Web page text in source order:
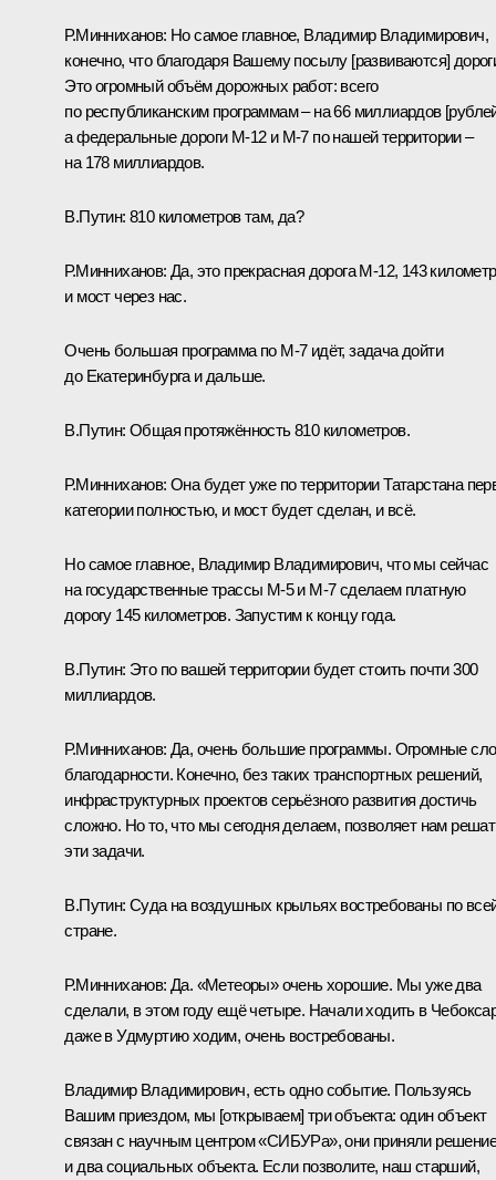
Р.Минниханов: Но самое главное, Владимир Владимирович,
конечно, что благодаря Вашему посылу [развиваются]
Это огромный объём дорожных работ: всего
по республиканским программам – на 66 миллиардов
а федеральные дороги М-12 и М-7 по нашей территории –
на 178 миллиардов.
В.Путин: 810 километров там, да?
Р.Минниханов: Да, это прекрасная дорога М-12, 143
и мост через нас.
Очень большая программа по М-7 идёт, задача дойти
до Екатеринбурга и дальше.
В.Путин: Общая протяжённость 810 километров.
Р.Минниханов: Она будет уже по территории Татарстана
категории полностью, и мост будет сделан, и всё.
Но самое главное, Владимир Владимирович, что мы сейчас
на государственные трассы М-5 и М-7 сделаем платную
дорогу 145 километров. Запустим к концу года.
В.Путин: Это по вашей территории будет стоить почти 300
миллиардов.
Р.Минниханов: Да, очень большие программы. Огромные
благодарности. Конечно, без таких транспортных решений,
инфраструктурных проектов серьёзного развития достичь
сложно. Но то, что мы сегодня делаем, позволяет нам
эти задачи.
В.Путин: Суда на воздушных крыльях востребованы по
стране.
Р.Минниханов: Да. «Метеоры» очень хорошие. Мы уже два
сделали, в этом году ещё четыре. Начали ходить в
даже в Удмуртию ходим, очень востребованы.
Владимир Владимирович, есть одно событие. Пользуясь
Вашим приездом, мы [открываем] три объекта: один объект
связан с научным центром «СИБУРа», они приняли
и два социальных объекта. Если позволите, наш старший,